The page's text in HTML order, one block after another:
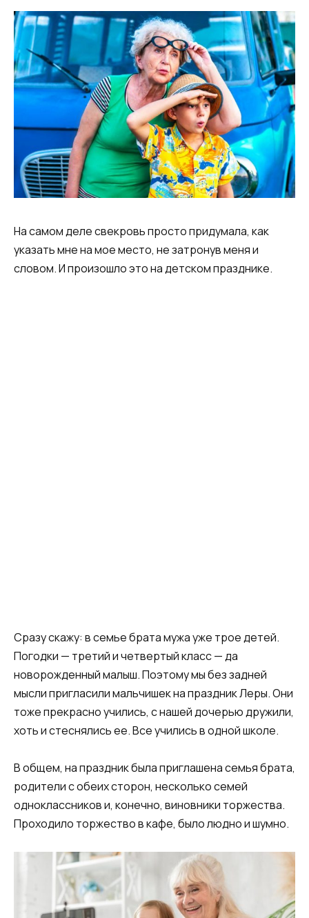
На самом деле свекровь просто придумала, как
указать мне на мое место, не затронув меня и
словом. И произошло это на детском празднике.
Сразу скажу: в семье брата мужа уже трое детей.
Погодки — третий и четвертый класс — да
новорожденный малыш. Поэтому мы без задней
мысли пригласили мальчишек на праздник Леры. Они
тоже прекрасно учились, с нашей дочерью дружили,
хоть и стеснялись ее. Все учились в одной школе.
В общем, на праздник была приглашена семья брата,
родители с обеих сторон, несколько семей
одноклассников и, конечно, виновники торжества.
Проходило торжество в кафе, было людно и шумно.